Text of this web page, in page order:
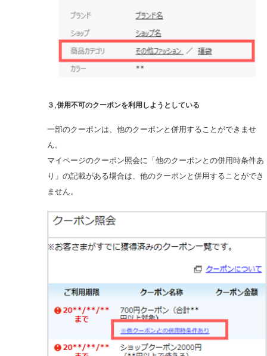
３,併用不可のクーポンを利用しようとしている
一部のクーポンは、他のクーポンと併用することができませ
ん。
マイページのクーポン照会に「他のクーポンとの併用時条件あ
り」の記載がある場合は、他のクーポンと併用することができ
ません。